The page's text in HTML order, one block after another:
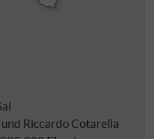
Riccardo Cotarella